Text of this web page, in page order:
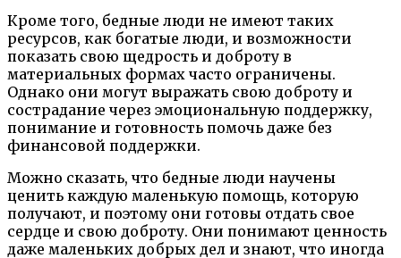
Кроме того, бедные люди не имеют таких
ресурсов, как богатые люди, и возможности
показать свою щедрость и доброту в
материальных формах часто ограничены.
Однако они могут выражать свою доброту и
сострадание через эмоциональную поддержку,
понимание и готовность помочь даже без
финансовой поддержки.
Можно сказать, что бедные люди научены
ценить каждую маленькую помощь, которую
получают, и поэтому они готовы отдать свое
сердце и свою доброту. Они понимают ценность
даже маленьких добрых дел и знают, что иногда